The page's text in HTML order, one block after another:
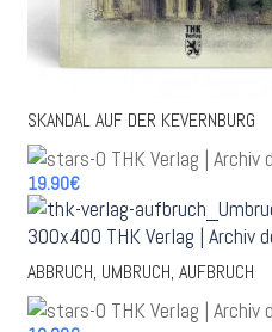
SKANDAL AUF DER KEVERNBURG
19.90€
ABBRUCH, UMBRUCH, AUFBRUCH